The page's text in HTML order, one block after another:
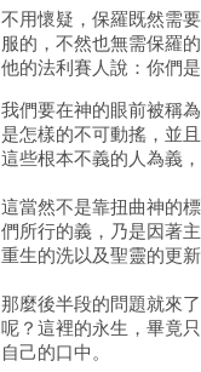
不用懷疑，保羅既然需
服的，不然也無需保羅
他的法利賽人說：你們
我們要在神的眼前被稱
是怎樣的不可動搖，並
這些根本不義的人為義
這當然不是靠扭曲神的
們所行的義，乃是因著
重生的洗以及聖靈的更新
那麼後半段的問題就來
呢？這裡的永生，畢竟
自己的口中。